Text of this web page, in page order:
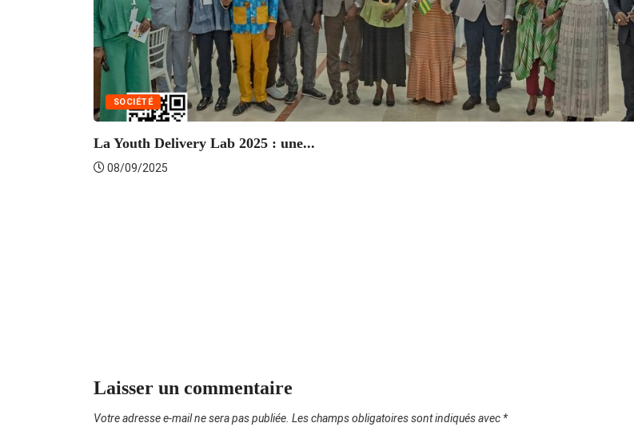
SOCIÉTÉ
La Youth Delivery Lab 2025 : une...
08/09/2025
Laisser un commentaire
Votre adresse e-mail ne sera pas publiée. Les champs obligatoires sont indiqués avec *